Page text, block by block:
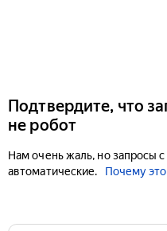
Подтвердите, что
не робот
Нам очень жаль, но запросы
автоматические.
Почему